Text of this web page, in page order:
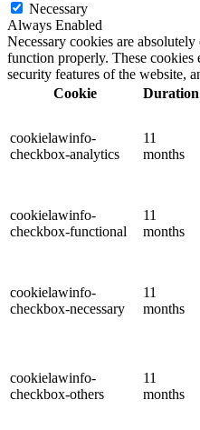
Necessary
Always Enabled
Necessary cookies are
function properly. These cookies
security features of the website,
Cookie
Duration
cookielawinfo-
checkbox-analytics
11
months
cookielawinfo-
checkbox-functional
11
months
cookielawinfo-
checkbox-necessary
11
months
cookielawinfo-
checkbox-others
11
months